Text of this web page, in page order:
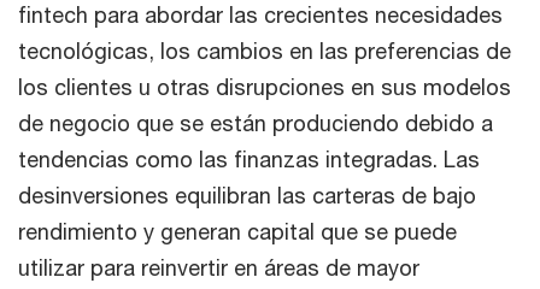
fintech para abordar las crecientes necesidades
tecnológicas, los cambios en las preferencias de
los clientes u otras disrupciones en sus modelos
de negocio que se están produciendo debido a
tendencias como las finanzas integradas. Las
desinversiones equilibran las carteras de bajo
rendimiento y generan capital que se puede
utilizar para reinvertir en áreas de mayor